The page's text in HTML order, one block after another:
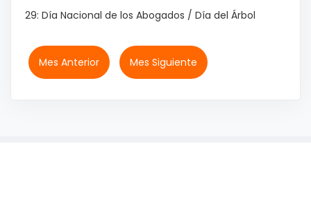
29: Día Nacional de los Abogados / Día del Árbol
Mes Anterior Mes Siguiente